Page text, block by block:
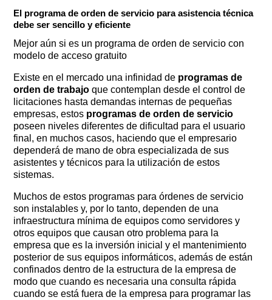
El programa de orden de servicio para asistencia técnica
debe ser sencillo y eficiente
Mejor aún si es un programa de orden de servicio con
modelo de acceso gratuito
Existe en el mercado una infinidad de programas de
orden de trabajo que contemplan desde el control de
licitaciones hasta demandas internas de pequeñas
empresas, estos programas de orden de servicio
poseen niveles diferentes de dificultad para el usuario
final, en muchos casos, haciendo que el empresario
dependerá de mano de obra especializada de sus
asistentes y técnicos para la utilización de estos
sistemas.
Muchos de estos programas para órdenes de servicio
son instalables y, por lo tanto, dependen de una
infraestructura mínima de equipos como servidores y
otros equipos que causan otro problema para la
empresa que es la inversión inicial y el mantenimiento
posterior de sus equipos informáticos, además de están
confinados dentro de la estructura de la empresa de
modo que cuando es necesaria una consulta rápida
cuando se está fuera de la empresa para programar las